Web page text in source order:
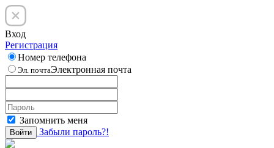
Вход
Регистрация
Номер телефона
Эл. почтаЭлектронная почта
Запомнить меня
Войти Забыли пароль?!